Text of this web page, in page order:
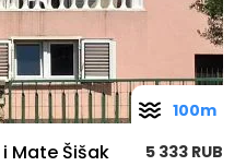
Mate Šišak
5 333 RUB
100m